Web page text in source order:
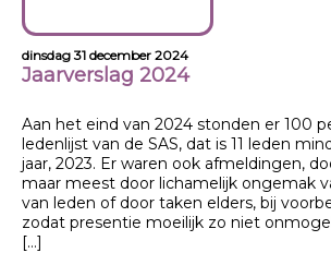
dinsdag 31 december 2024
Jaarverslag 2024
Aan het eind van 2024 stonden er 100
ledenlijst van de SAS, dat is 11 leden
jaar, 2023. Er waren ook afmeldingen,
maar meest door lichamelijk ongemak
van leden of door taken elders, bij
zodat presentie moeilijk zo niet
[…]